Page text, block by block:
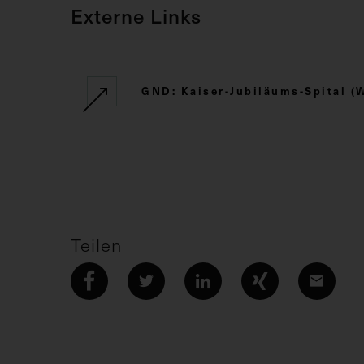
Externe Links
GND: Kaiser-Jubiläums-Spital
Teilen